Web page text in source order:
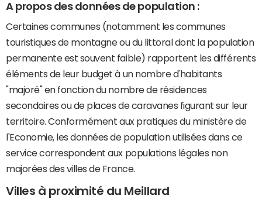
A propos des données de population :
Certaines communes (notamment les communes
touristiques de montagne ou du littoral dont la population
permanente est souvent faible) rapportent les différents
éléments de leur budget à un nombre d'habitants
"majoré" en fonction du nombre de résidences
secondaires ou de places de caravanes figurant sur leur
territoire. Conformément aux pratiques du ministère de
l'Economie, les données de population utilisées dans ce
service correspondent aux populations légales non
majorées des villes de France.
Villes à proximité du Meillard